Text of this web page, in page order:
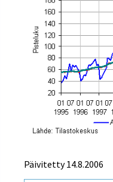
Päivitetty14.8.2006